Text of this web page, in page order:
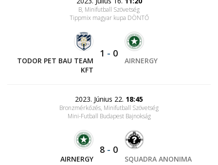
B, Minifutball Szövetség
Tippmix magyar kupa DÖNTŐ
TODOR PET BAU TEAM
KFT
1 - 0
AIRNERGY
2023. Június 22. 18:45
Bronzmérkőzés, Minifutball Szövetség
Mini-Futball Budapest Bajnokság
AIRNERGY
8 - 0
SQUADRA ANONIMA